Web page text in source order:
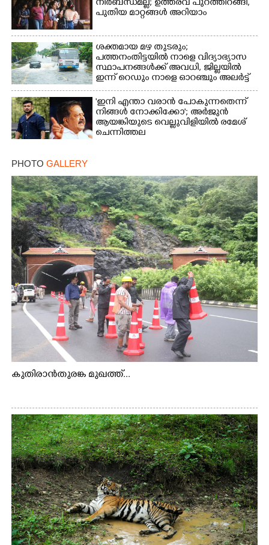
നിർബന്ധമല്ല; ഉത്തരവ് പുറത്തിറങ്ങി,
പുതിയ മാറ്റങ്ങൾ അറിയാം
ശക്തമായ മഴ തുടരും;
പത്തനംതിട്ടയിൽ നാളെ വിദ്യാഭ്യാസ
സ്ഥാപനങ്ങൾക്ക് അവധി,​ ജില്ലയിൽ
ഇന്ന് റെ‌ഡും നാളെ ഓറഞ്ചും അലർട്ട്
'ഇനി എന്താ വരാൻ പോകുന്നതെന്ന്
നിങ്ങൾ നോക്കിക്കോ'; അർജുൻ
ആയങ്കിയുടെ വെല്ലുവിളിയിൽ രമേശ്
ചെന്നിത്തല
PHOTO GALLERY
കുതിരാൻതുരങ്ക മുഖത്ത്...